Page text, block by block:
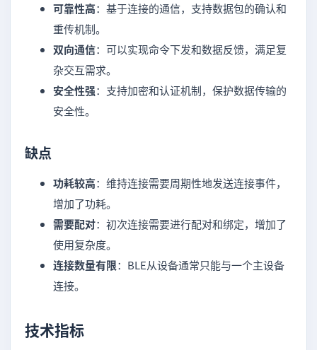
可靠性高：基于连接的通信，支持数据包的确认和
重传机制。
双向通信：可以实现命令下发和数据反馈，满足复
杂交互需求。
安全性强：支持加密和认证机制，保护数据传输的
安全性。
缺点
功耗较高：维持连接需要周期性地发送连接事件，
增加了功耗。
需要配对：初次连接需要进行配对和绑定，增加了
使用复杂度。
连接数量有限：BLE从设备通常只能与一个主设备
连接。
技术指标